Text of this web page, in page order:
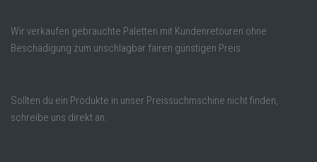
Wir verkaufen gebrauchte Paletten mit Kundenretouren ohne
Beschädigung zum unschlagbar fairen günstigen Preis.
Sollten du ein Produkte in unser Preissuchmschine nicht finden,
schreibe uns direkt an.